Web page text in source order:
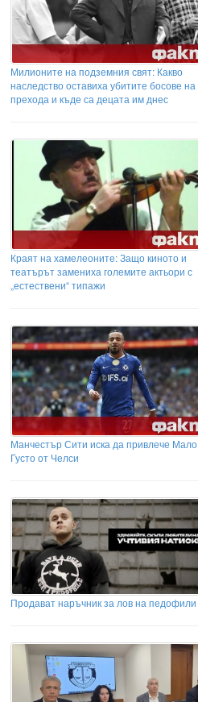
Милионите на подземния свят: Какво
наследство оставиха убитите босове на
прехода и къде са децата им днес
Краят на хамелеоните: Защо киното и
театърът замениха големите актьори с
„естествени“ типажи
Манчестър Сити иска да привлече Мало
Густо от Челси
Продават наръчник за лов на педофили